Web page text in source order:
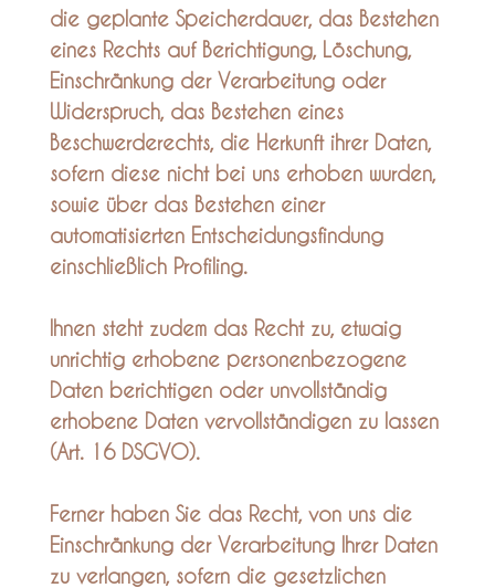
die geplante Speicherdauer, das Bestehen
eines Rechts auf Berichtigung, Löschung,
Einschränkung der Verarbeitung oder
Widerspruch, das Bestehen eines
Beschwerderechts, die Herkunft ihrer Daten,
sofern diese nicht bei uns erhoben wurden,
sowie über das Bestehen einer
automatisierten Entscheidungsfindung
einschließlich Profiling.
Ihnen steht zudem das Recht zu, etwaig
unrichtig erhobene personenbezogene
Daten berichtigen oder unvollständig
erhobene Daten vervollständigen zu lassen
(Art. 16 DSGVO).
Ferner haben Sie das Recht, von uns die
Einschränkung der Verarbeitung Ihrer Daten
zu verlangen, sofern die gesetzlichen